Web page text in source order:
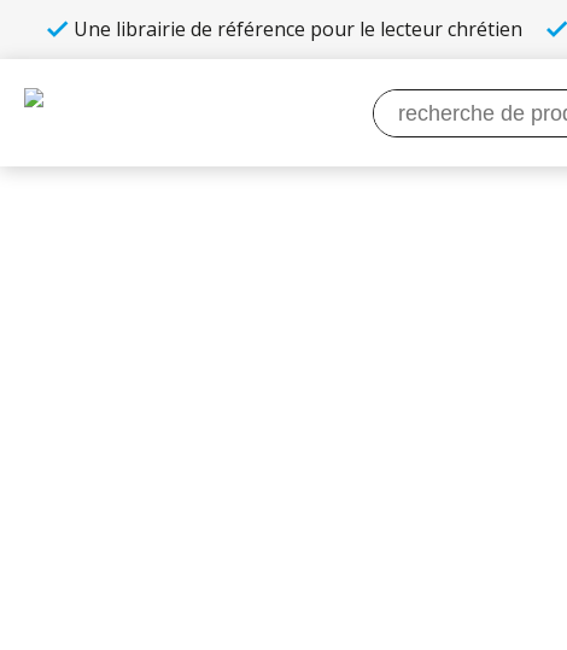
Une librairie de référence pour le lecteur chrétien
Recherche
pour :